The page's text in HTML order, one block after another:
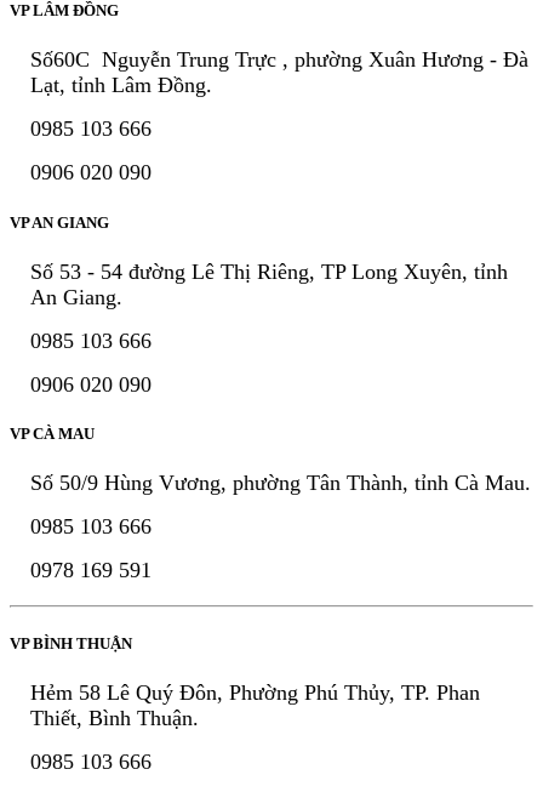
VP LÂM ĐỒNG
Số60C Nguyễn Trung Trực , phường Xuân Hương - Đà
Lạt, tỉnh Lâm Đồng.
0985 103 666
0906 020 090
VP AN GIANG
Số 53 - 54 đường Lê Thị Riêng, TP Long Xuyên, tỉnh
An Giang.
0985 103 666
0906 020 090
VP CÀ MAU
Số 50/9 Hùng Vương, phường Tân Thành, tỉnh Cà Mau.
0985 103 666
0978 169 591
VP BÌNH THUẬN
Hẻm 58 Lê Quý Đôn, Phường Phú Thủy, TP. Phan
Thiết, Bình Thuận.
0985 103 666